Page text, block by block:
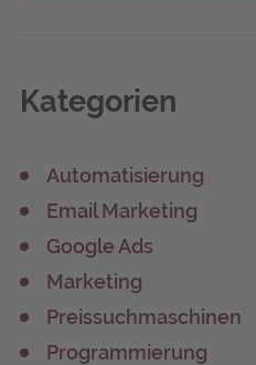
Kate­go­rien
Automatisierung
Email Marketing
Google Ads
Marketing
Preissuchmaschinen
Programmierung